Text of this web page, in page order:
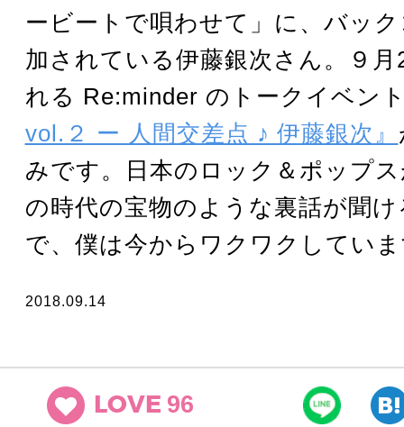
ービートで唄わせて」に、バッ
加されている伊藤銀次さん。９
れる Re:minder のトークイベン
vol.２ ー 人間交差点 ♪ 伊藤銀次』
みです。日本のロック＆ポップ
の時代の宝物のような裏話が聞
で、僕は今からワクワクしてい
2018.09.14
LOVE 96